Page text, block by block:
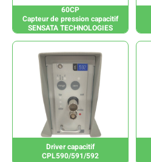
60CP
Capteur de pression capacitif
SENSATA TECHNOLOGIES
Driver capacitif
CPL590/591/592